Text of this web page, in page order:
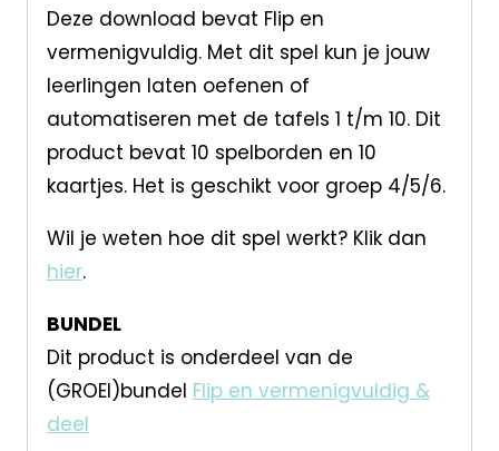
Deze download bevat Flip en
vermenigvuldig. Met dit spel kun je jouw
leerlingen laten oefenen of
automatiseren met de tafels 1 t/m 10. Dit
product bevat 10 spelborden en 10
kaartjes. Het is geschikt voor groep 4/5/6.
Wil je weten hoe dit spel werkt? Klik dan
hier.
BUNDEL
Dit product is onderdeel van de
(GROEI)bundel Flip en vermenigvuldig &
deel